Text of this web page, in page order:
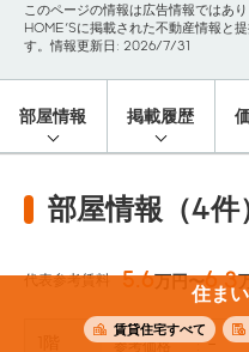
住ま
賃貸住宅すべて
このページの情報は広告情報ではあ
HOME'Sに掲載された不動産情報と
す。情報更新日: 2026/7/31
部屋情報 掲載履歴
部屋情報（4件
代表参考賃料 5.6万円〜6.3
参考価格 -